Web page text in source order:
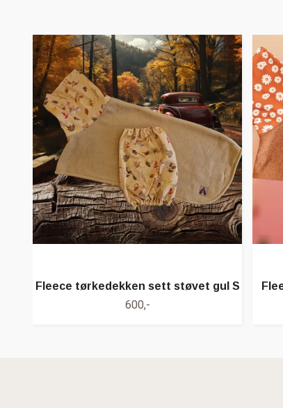
Fleece tørkedekken sett støvet gul S
600,-